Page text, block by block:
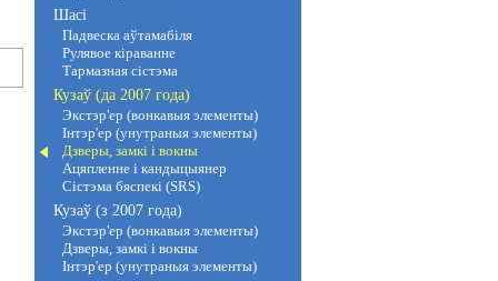
Шасі
Падвеска аўтамабіля
Рулявое кіраванне
Тармазная сістэма
Кузаў (да 2007 года)
Экстэр'ер (вонкавыя элементы)
Інтэр'ер (унутраныя элементы)
Дзверы, замкі і вокны
Ацяпленне і кандыцыянер
Сістэма бяспекі (SRS)
Кузаў (з 2007 года)
Экстэр'ер (вонкавыя элементы)
Дзверы, замкі і вокны
Інтэр'ер (унутраныя элементы)